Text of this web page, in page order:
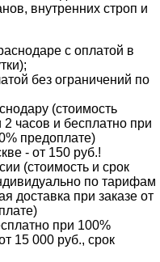
внутренних строп и
с оплатой в
без ограничений по
(стоимость
2 часов и бесплатно при
предоплате)
- от 150 руб.!
(стоимость и срок
по тарифам
доставка при заказе от
при 100%
15 000 руб., срок